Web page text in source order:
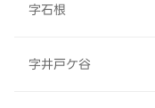
字石根
字井戸ケ谷